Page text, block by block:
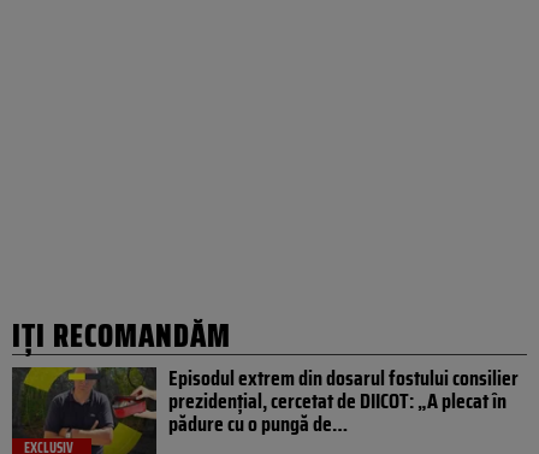
IȚI RECOMANDĂM
EXCLUSIV
Episodul extrem din dosarul fostului consilier
prezidențial, cercetat de DIICOT: „A plecat în
pădure cu o pungă de…